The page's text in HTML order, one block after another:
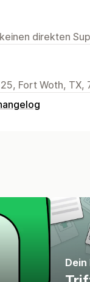
direkten
Fort Woth, TX,